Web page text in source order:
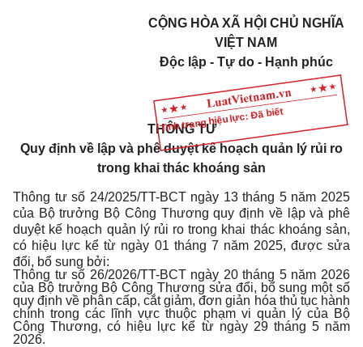
Tình trạng hiệu lực: Đã biết
CỘNG HÒA XÃ HỘI CHỦ NGHĨA
VIỆT NAM
Độc lập - Tự do - Hạnh phúc
THÔNG TƯ
Quy định về lập và phê duyệt kế hoạch quản lý rủi ro
trong khai thác khoáng sản
Thông tư số 24/2025/TT-BCT ngày 13 tháng 5 năm 2025
của Bộ trưởng Bộ Công Thương quy định về lậpvà phê
duyệt kế hoạch quản lý rủi ro trong khai thác khoáng sản,
có hiệu lực kể từ ngày 01 tháng 7 năm 2025, được sửa
đổi, bổ sung bởi:
Thông tư số 26/2026/TT-BCT ngày 20 tháng 5 năm 2026
của Bộ trưởng Bộ Công Thương sửa đổi, bổ sung một số
quy định về phân cấp, cắt giảm, đơn giản hóa thủ tục hành
chính trong các lĩnh vực thuộc phạm vi quản lý của Bộ
Công Thương, có hiệu lực kể từ ngày 29 tháng 5 năm
2026.